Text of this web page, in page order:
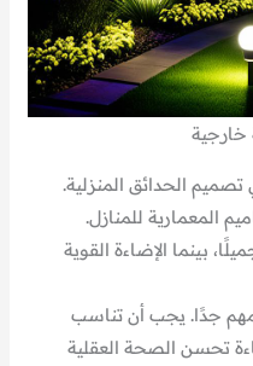
خارجية
الحدائق المنزلية.
المعمارية للمنازل.
بينما الإضاءة القوية
مهم جدًا. يجب أن تناسب
تحسن الصحة العقلية